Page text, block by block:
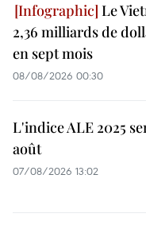
Le
2,36 milliards de
en sept mois
08/08/2026 00:30
L'indice ALE 2025
août
07/08/2026 13:02